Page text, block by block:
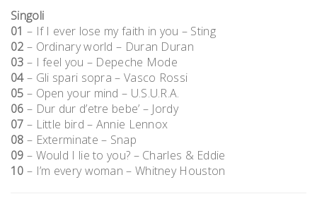
Singoli
01 – If I ever lose my faith in you – Sting
02 – Ordinary world – Duran Duran
03 – I feel you – Depeche Mode
04– Gli spari sopra – Vasco Rossi
05 – Open your mind – U.S.U.R.A.
06 – Dur dur d’etre bebe’ – Jordy
07 – Little bird – Annie Lennox
08 – Exterminate – Snap
09 – Would I lie to you? – Charles & Eddie
10 – I’m every woman – Whitney Houston